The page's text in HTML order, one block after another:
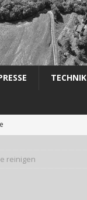
TECHNIK
reinigen